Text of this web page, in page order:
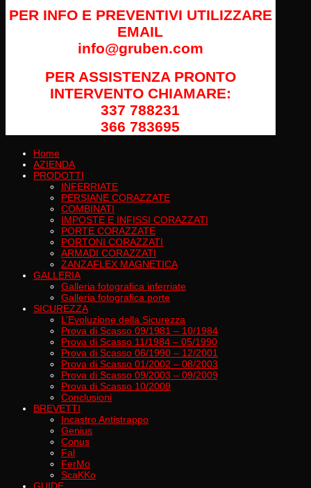
PER INFO E PREVENTIVI UTILIZZARE
EMAIL
info@gruben.com
PER ASSISTENZA PRONTO
INTERVENTO CHIAMARE:
337 788231
366 783695
Home
AZIENDA
PRODOTTI
INFERRIATE
PERSIANE CORAZZATE
COMBINATI
IMPOSTE E INFISSI CORAZZATI
PORTE CORAZZATE
PORTONI CORAZZATI
ARMADI CORAZZATI
ZANZAFLEX MAGNETICA
GALLERIA
Galleria fotografica inferriate
Galleria fotografica porte
SICUREZZA
L’Evoluzione della Sicurezza
Prova di Scasso 09/1981 – 10/1984
Prova di Scasso 11/1984 – 05/1990
Prova di Scasso 06/1990 – 12/2001
Prova di Scasso 01/2002 – 08/2003
Prova di Scasso 09/2003 – 09/2009
Prova di Scasso 10/2009
Conclusioni
BREVETTI
Incastro Antistrappo
Genius
Conus
Fal
FerMo
ScaKKo
GUIDE